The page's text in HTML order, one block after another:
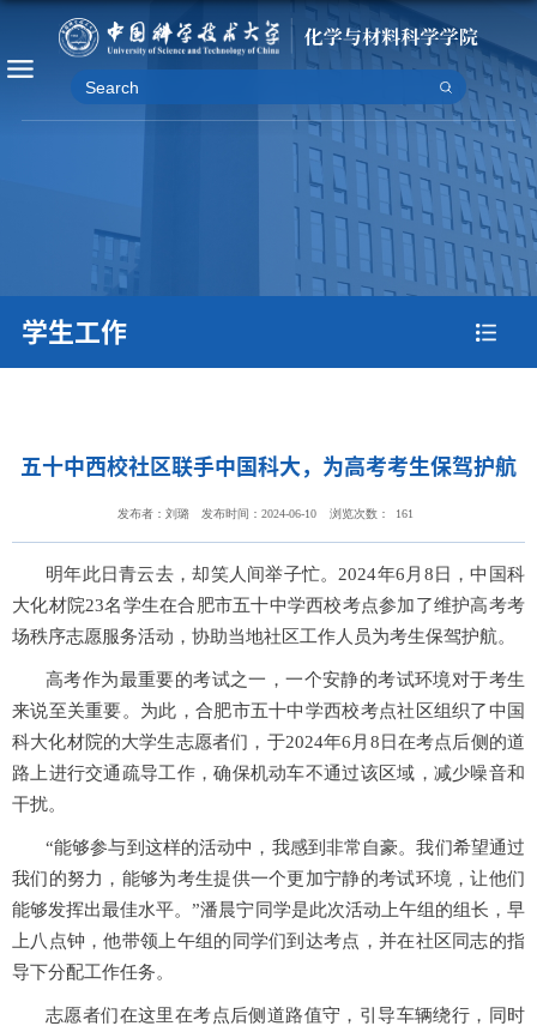
学生工作
五十中西校社区联手中国科大，为高考考生保驾护航
发布者：刘璐 发布时间：2024-06-10 浏览次数： 161
明年此日青云去，却笑人间举子忙。 2024年6 月 8 日，中国科
大化材院23名学生在合肥市五十中学西校考点参加了维护高考考
场秩序志愿服务活动，协助当地社区工作人员为考生保驾护航。
高考作为最重要的考试之一，一个安静的考试环境对于考生
来说至关重要。为此，合肥市五十中学西校考点社区组织了中国
科大化材院的大学生志愿者们，于2024年6 月 8 日在考点后侧的道
路上进行交通疏导工作，确保机动车不通过该区域，减少噪音和
干扰。
“能够参与到这样的活动中，我感到非常自豪。我们希望通过
我们的努力，能够为考生提供一个更加宁静的考试环境，让他们
能够发挥出最佳水平。”潘晨宁同学是此次活动上午组的组长，早
上八点钟，他带领上午组的同学们到达考点，并在社区同志的指
导下分配工作任务。
志愿者们在这里在考点后侧道路值守，引导车辆绕行，同时